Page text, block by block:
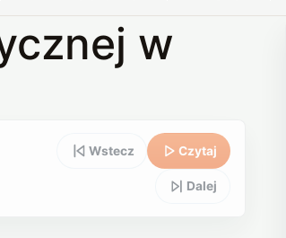
w
Wstecz Czytaj
Dalej